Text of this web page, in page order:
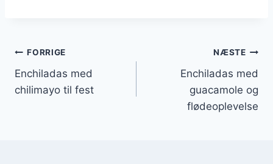
Indlægsnavigation
FORRIGE
Enchiladas med
chilimayo til fest
NÆSTE
Enchiladas med
guacamole og
flødeoplevelse